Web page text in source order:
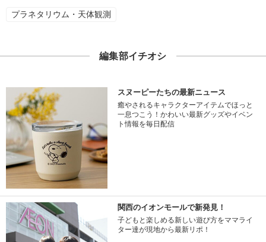
プラネタリウム・天体観測
編集部イチオシ
スヌーピーたちの最新ニュース
癒やされるキャラクターアイテムでほっと
一息つこう！かわいい最新グッズやイベン
ト情報を毎日配信
関西のイオンモールで新発見！
子どもと楽しめる新しい遊び方をママライ
ター達が現地から最新リポ！